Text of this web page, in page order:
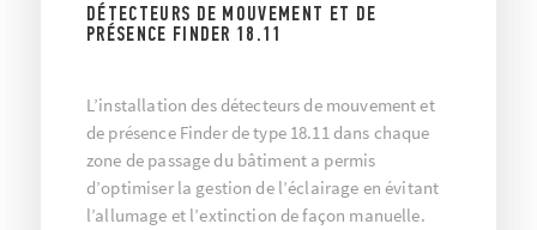
DÉTECTEURS DE MOUVEMENT ET DE
PRÉSENCE FINDER 18.11
L’installation des détecteurs de mouvement et
de présence Finder de type 18.11 dans chaque
zone de passage du bâtiment a permis
d’optimiser la gestion de l’éclairage en évitant
l’allumage et l’extinction de façon manuelle.